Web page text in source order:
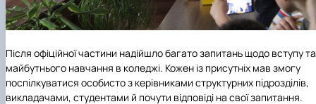
Після офіційної частини надійшло багато запитань щодо вступу та
майбутнього навчання в коледжі. Кожен із присутніх мав змогу
поспілкуватися особисто з керівниками структурних підрозділів,
викладачами, студентами й почути відповіді на свої запитання.